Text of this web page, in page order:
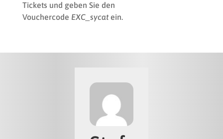
Tickets und geben Sie den
Vouchercode EXC_sycatein.